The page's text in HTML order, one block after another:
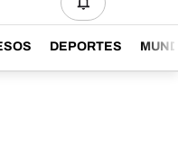
DEPORTES